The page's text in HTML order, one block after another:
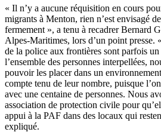
« Il n’y a aucune réquisition en cours
migrants à Menton, rien n’est envisagé
fermement », a tenu à recadrer Bernard
Alpes-Maritimes, lors d’un point presse.
de la police aux frontières sont parfois
l’ensemble des personnes interpellées,
pouvoir les placer dans un
compte tenu de leur nombre, puisque
avec une centaine de personnes. Nous
association de protection civile pour
appui à la PAF dans des locaux qui
expliqué.